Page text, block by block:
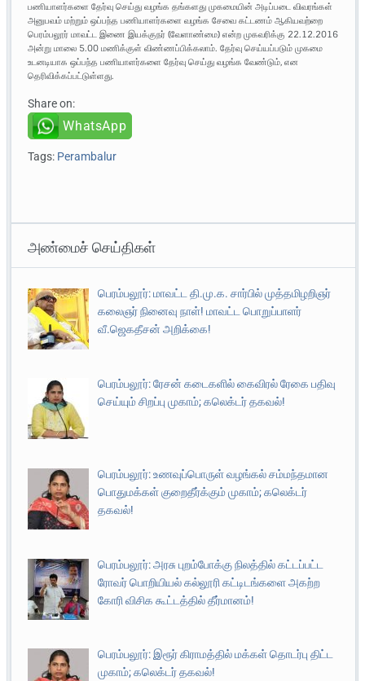
பணியாளர்களை தேர்வு செய்து வழங்க தங்களது முகமையின் அடிப்படை விவரங்கள்
அனுபவம் மற்றும் ஒப்பந்த பணியாளர்களை வழங்க சேவை கட்டணம் ஆகியவற்றை
பெரம்பலூர் மாவட்ட இணை இயக்குநர் (வேளாண்மை) என்ற முகவரிக்கு 22.12.2016
அன்று மாலை 5.00 மணிக்குள் விண்ணப்பிக்கலாம். தேர்வு செய்யப்படும் முகமை
உடனடியாக ஒப்பந்த பணியாளர்களை தேர்வு செய்து வழங்க வேண்டும், என
தெரிவிக்கப்பட்டுள்ளது.
Share on:
WhatsApp
Tags: Perambalur
அண்மைச் செய்திகள்
பெரம்பலூர்: மாவட்ட தி.மு.க. சார்பில் முத்தமிழறிஞர்
கலைஞர் நினைவு நாள்! மாவட்ட பொறுப்பாளர்
வீ.ஜெகதீசன் அறிக்கை!
பெரம்பலூர்: ரேசன் கடைகளில் கைவிரல் ரேகை பதிவு
செய்யும் சிறப்பு முகாம்; கலெக்டர் தகவல்!
பெரம்பலூர்: உணவுப்பொருள் வழங்கல் சம்மந்தமான
பொதுமக்கள் குறைதீர்க்கும் முகாம்; கலெக்டர்
தகவல்!
பெரம்பலூர்: அரசு புறம்போக்கு நிலத்தில் கட்டப்பட்ட
ரோவர் பொறியியல் கல்லூரி கட்டிடங்களை அகற்ற
கோரி விசிக கூட்டத்தில் தீர்மானம்!
பெரம்பலூர்: இரூர் கிராமத்தில் மக்கள் தொடர்பு திட்ட
முகாம்; கலெக்டர் தகவல்!